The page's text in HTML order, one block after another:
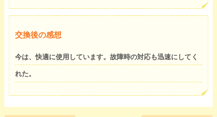
交換後の感想
今は、快適に使用しています。故障時の対応も迅速にしてく
れた。